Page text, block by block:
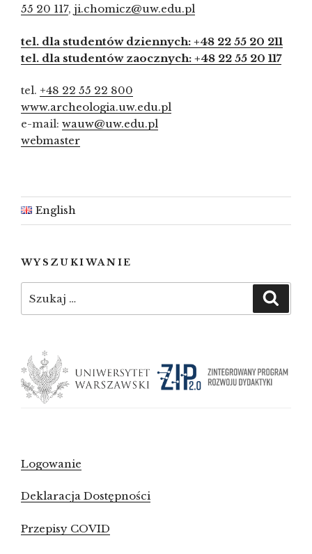
55 20 117, ji.chomicz@uw.edu.pl
tel. dla studentów dziennych: +48 22 55 20 211
tel. dla studentów zaocznych: +48 22 55 20 117
tel. +48 22 55 22 800
www.archeologia.uw.edu.pl
e-mail: wauw@uw.edu.pl
webmaster
English
WYSZUKIWANIE
Logowanie
Deklaracja Dostępności
Przepisy COVID